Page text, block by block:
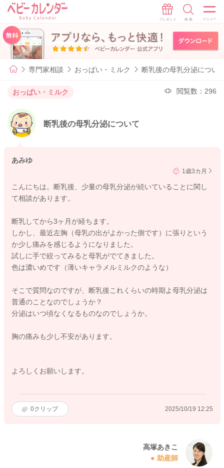
専門家相談 おっぱい・ミルク 断乳後の母乳分泌につい
おっぱい・ミルク 閲覧数：296
断乳後の母乳分泌について
あみゆ
1歳3カ月
こんにちは。断乳後、少量の母乳分泌が続いていることに関し
て相談があります。
断乳してから3ヶ月が経ちます。
しかし、最近左胸（母乳の出がよかった側です）に張りという
か少し痛みを感じるようになりました。
試しに手で絞ってみると母乳がでてきました。
色は濃いめです（薄いキャラメルミルクのような）
そこで質問なのですが、断乳後これくらいの時期よ母乳分泌は
普通のことなのでしょうか？
分泌はいつ頃なくなるものなのでしょうか。
胸の痛みも少し不安があります。
よろしくお願いします。
0クリップ 2025/10/19 12:25
高塚あきこ
助産師